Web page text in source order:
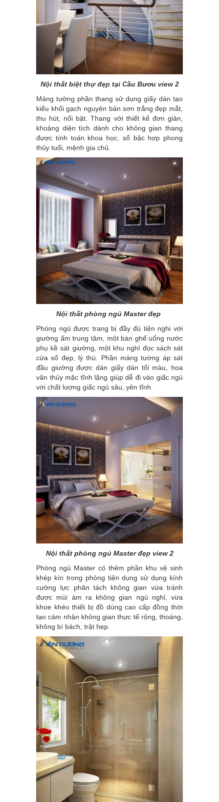
Nội thất biệt thự đẹp tại Cầu Bươu view 2
Mảng tường phần thang sử dụng giấy dán tạo
kiểu khối gạch nguyên bản sơn trắng đẹp mắt,
thu hút, nổi bật. Thang với thiết kế đơn giản,
khoảng diện tích dành cho không gian thang
được tính toán khoa học, số bậc hợp phong
thủy tuổi, mệnh gia chủ.
Nội thất phòng ngủ Master đẹp
Phòng ngủ được trang bị đầy đủ tiện nghi với
giường ấm trung tâm, một bàn ghế uống nước
phụ kề sát giường, một khu nghỉ đọc sách sát
cửa sổ đẹp, lý thú. Phần mảng tường áp sát
đầu giường được dán giấy dán tối màu, hoa
văn thủy mặc tĩnh lặng giúp dễ đi vào giấc ngủ
với chất lượng giấc ngủ sâu, yên tĩnh.
Nội thất phòng ngủ Master đẹp view 2
Phòng ngủ Master có thêm phần khu vệ sinh
khép kín trong phòng tiện dụng sử dụng kính
cường lực phân tách không gian vừa tránh
được mùi ám ra không gian ngủ nghỉ, vừa
khoe khéo thiết bị đồ dùng cao cấp đồng thời
tạo cảm nhận không gian thực tế rộng, thoáng,
không bí bách, trật hẹp.